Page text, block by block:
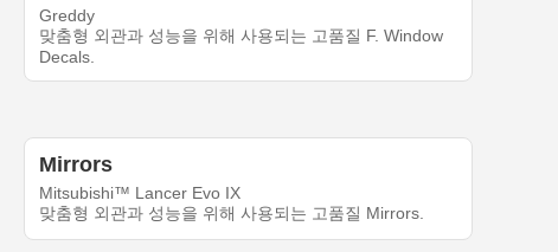
Greddy
맞춤형 외관과 성능을 위해 사용되는 고품질 F. Window
Decals.
Mirrors
Mitsubishi™ Lancer Evo IX
맞춤형 외관과 성능을 위해 사용되는 고품질 Mirrors.